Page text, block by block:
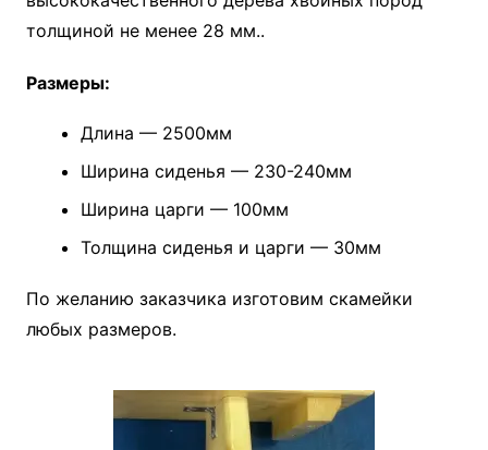
толщиной не менее 28 мм..
Размеры:
Длина — 2500мм
Ширина сиденья — 230-240мм
Ширина царги — 100мм
Толщина сиденья и царги — 30мм
По желанию заказчика изготовим скамейки
любых размеров.